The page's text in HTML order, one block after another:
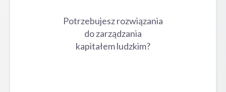
Potrzebujesz rozwiązania
do zarządzania
kapitałem ludzkim?